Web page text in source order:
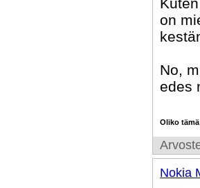
on
No,
edes
Oliko
Nokia